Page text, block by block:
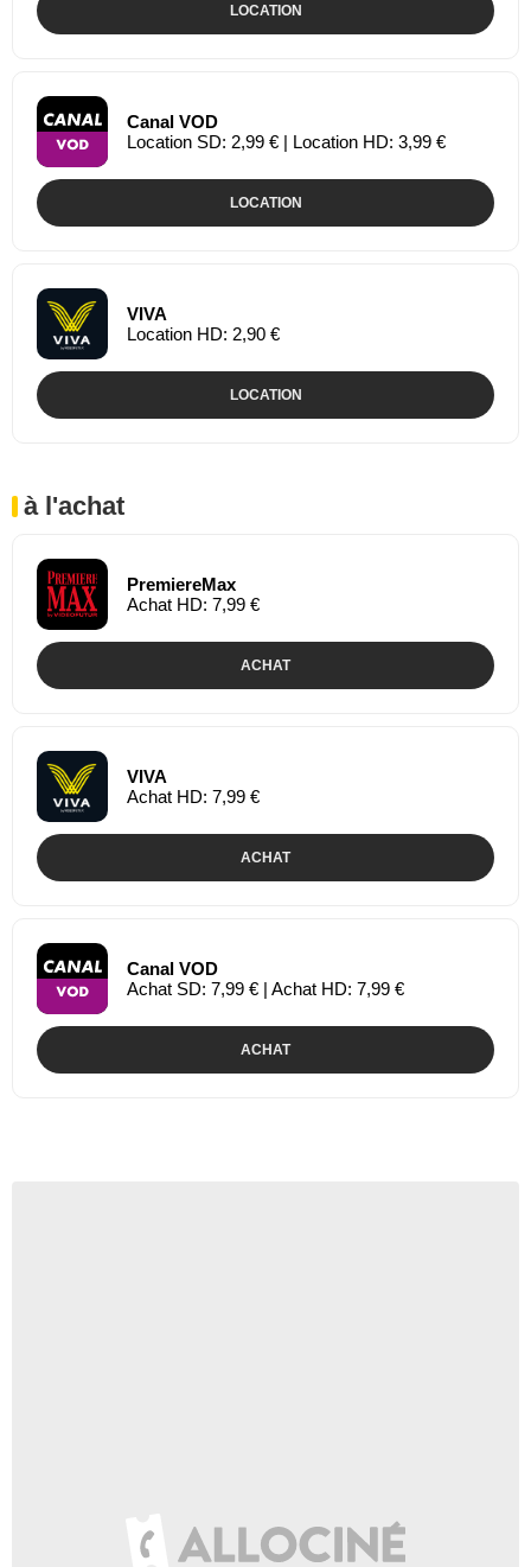
LOCATION
Canal VOD
Location SD: 2,99 € | Location HD: 3,99 €
LOCATION
VIVA
Location HD: 2,90 €
LOCATION
à l'achat
PremiereMax
Achat HD: 7,99 €
ACHAT
VIVA
Achat HD: 7,99 €
ACHAT
Canal VOD
Achat SD: 7,99 € | Achat HD: 7,99 €
ACHAT